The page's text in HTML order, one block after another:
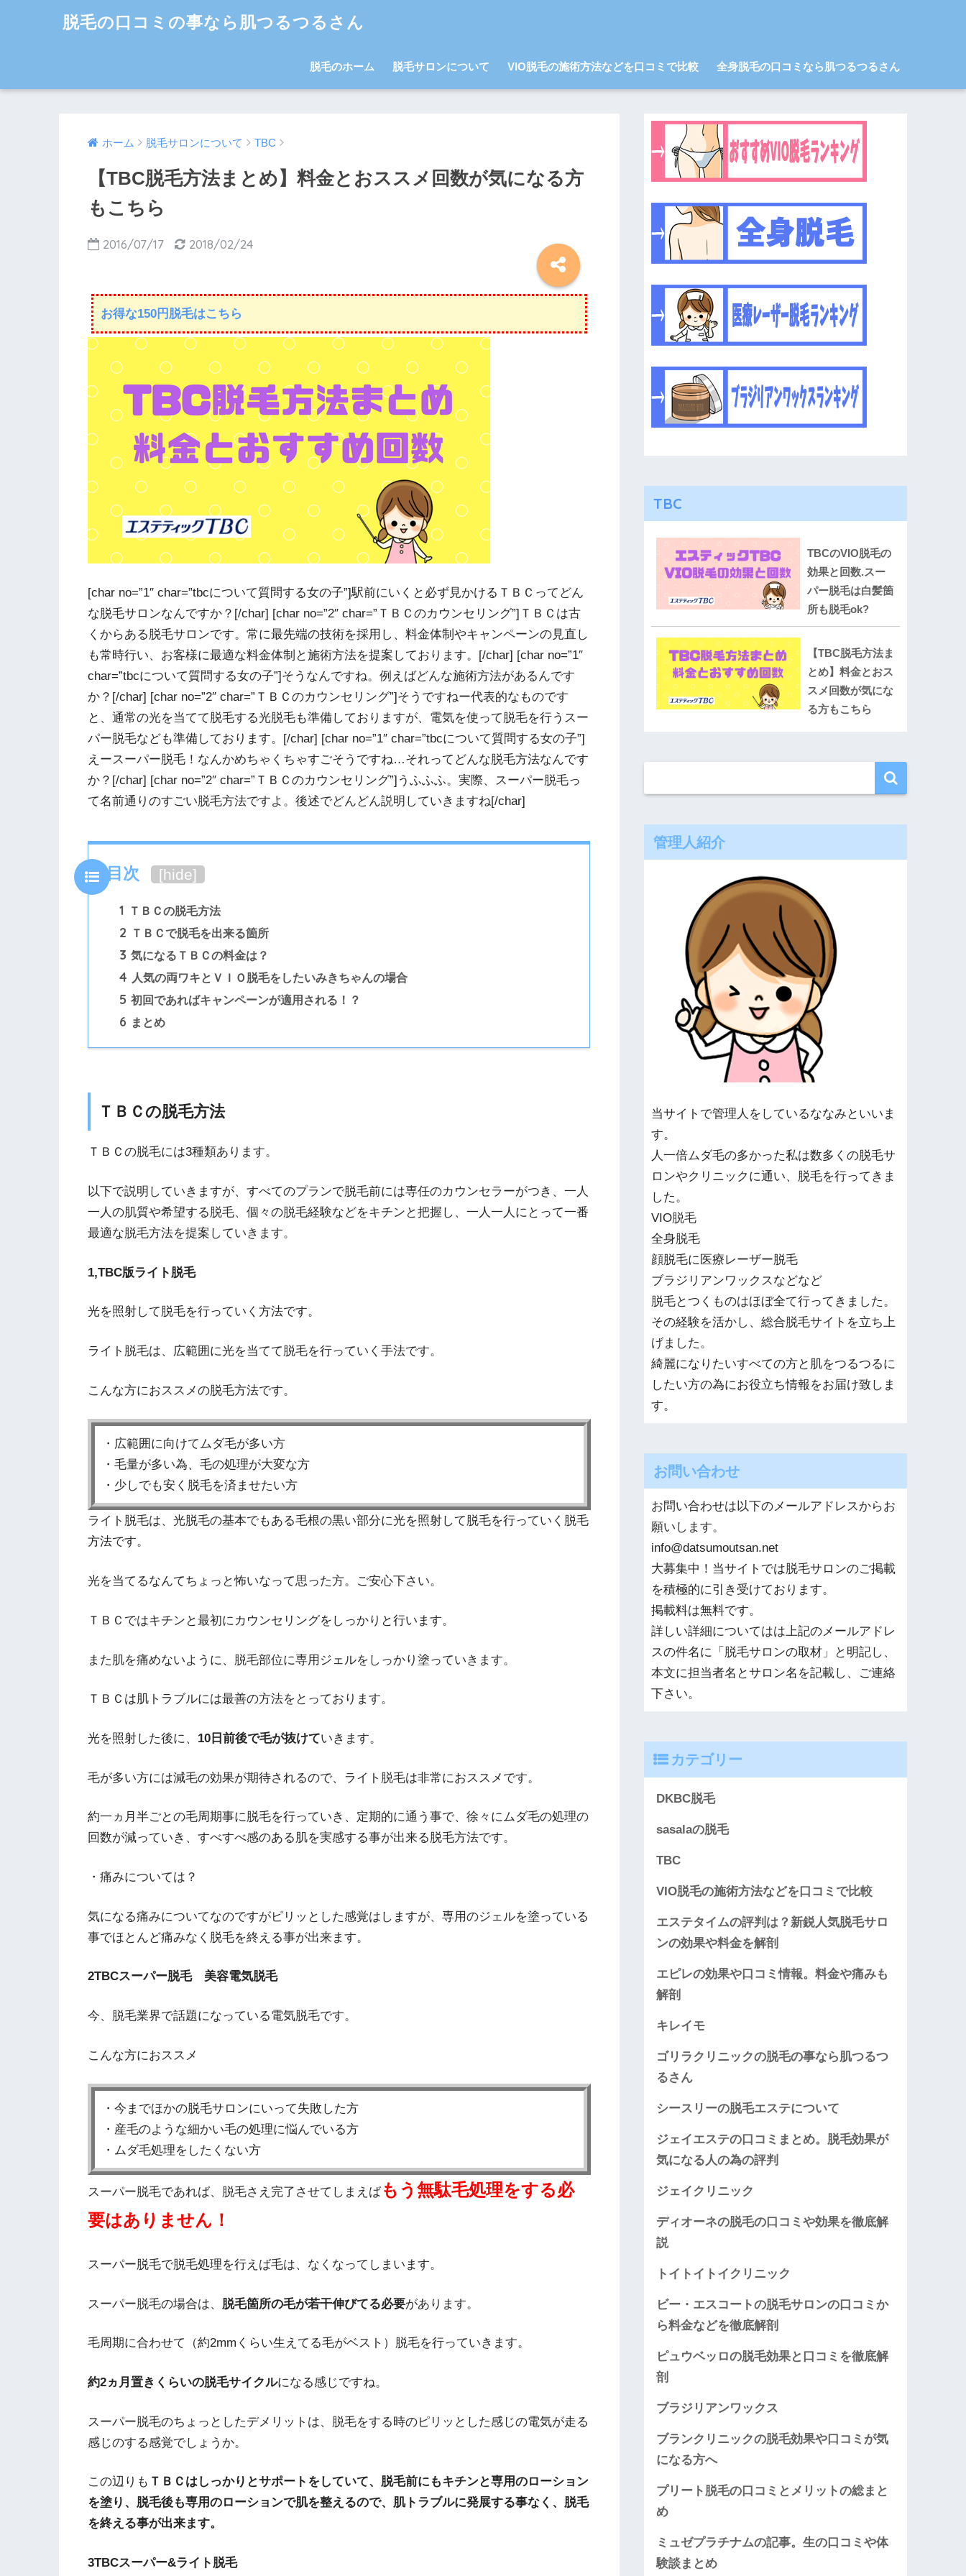
脱毛の口コミの事なら肌つるつるさん
脱毛のホーム 脱毛サロンについて VIO脱毛の施術方法などを口コミで比較 全身脱毛の口コミなら肌つるつるさん
ホーム 脱毛サロンについて TBC
【TBC脱毛方法まとめ】料金とおススメ回数が気になる方
もこちら
2016/07/17 2018/02/24
お得な150円脱毛はこちら
[char no=”1″ char=”tbcについて質問する女の子”]駅前にいくと必ず見かけるＴＢＣってどん
な脱毛サロンなんですか？[/char] [char no=”2″ char=”ＴＢＣのカウンセリング”]ＴＢＣは古
くからある脱毛サロンです。常に最先端の技術を採用し、料金体制やキャンペーンの見直し
も常時行い、お客様に最適な料金体制と施術方法を提案しております。[/char] [char no=”1″
char=”tbcについて質問する女の子”]そうなんですね。例えばどんな施術方法があるんです
か？[/char] [char no=”2″ char=”ＴＢＣのカウンセリング”]そうですねー代表的なものです
と、通常の光を当てて脱毛する光脱毛も準備しておりますが、電気を使って脱毛を行うスー
パー脱毛なども準備しております。[/char] [char no=”1″ char=”tbcについて質問する女の子”]
えースーパー脱毛！なんかめちゃくちゃすごそうですね…それってどんな脱毛方法なんです
か？[/char] [char no=”2″ char=”ＴＢＣのカウンセリング”]うふふふ。実際、スーパー脱毛っ
て名前通りのすごい脱毛方法ですよ。後述でどんどん説明していきますね[/char]
目次 [hide]
1 ＴＢＣの脱毛方法
2 ＴＢＣで脱毛を出来る箇所
3 気になるＴＢＣの料金は？
4 人気の両ワキとＶＩＯ脱毛をしたいみきちゃんの場合
5 初回であればキャンペーンが適用される！？
6 まとめ
ＴＢＣの脱毛方法
ＴＢＣの脱毛には3種類あります。
以下で説明していきますが、すべてのプランで脱毛前には専任のカウンセラーがつき、一人
一人の肌質や希望する脱毛、個々の脱毛経験などをキチンと把握し、一人一人にとって一番
最適な脱毛方法を提案していきます。
1,TBC版ライト脱毛
光を照射して脱毛を行っていく方法です。
ライト脱毛は、広範囲に光を当てて脱毛を行っていく手法です。
こんな方におススメの脱毛方法です。
・広範囲に向けてムダ毛が多い方
・毛量が多い為、毛の処理が大変な方
・少しでも安く脱毛を済ませたい方
ライト脱毛は、光脱毛の基本でもある毛根の黒い部分に光を照射して脱毛を行っていく脱毛
方法です。
光を当てるなんてちょっと怖いなって思った方。ご安心下さい。
ＴＢＣではキチンと最初にカウンセリングをしっかりと行います。
また肌を痛めないように、脱毛部位に専用ジェルをしっかり塗っていきます。
ＴＢＣは肌トラブルには最善の方法をとっております。
光を照射した後に、 10日前後で毛が抜けていきます。
毛が多い方には減毛の効果が期待されるので、ライト脱毛は非常におススメです。
約一ヵ月半ごとの毛周期事に脱毛を行っていき、定期的に通う事で、徐々にムダ毛の処理の
回数が減っていき、すべすべ感のある肌を実感する事が出来る脱毛方法です。
・痛みについては？
気になる痛みについてなのですがピリッとした感覚はしますが、専用のジェルを塗っている
事でほとんど痛みなく脱毛を終える事が出来ます。
2TBCスーパー脱毛 美容電気脱毛
今、脱毛業界で話題になっている電気脱毛です。
こんな方におススメ
・今までほかの脱毛サロンにいって失敗した方
・産毛のような細かい毛の処理に悩んでいる方
・ムダ毛処理をしたくない方
スーパー脱毛であれば、脱毛さえ完了させてしまえばもう無駄毛処理をする必
要はありません！
スーパー脱毛で脱毛処理を行えば毛は、なくなってしまいます。
スーパー脱毛の場合は、 脱毛箇所の毛が若干伸びてる必要があります。
毛周期に合わせて（約2mmくらい生えてる毛がベスト）脱毛を行っていきます。
約2ヵ月置きくらいの脱毛サイクルになる感じですね。
スーパー脱毛のちょっとしたデメリットは、脱毛をする時のピリッとした感じの電気が走る
感じのする感覚でしょうか。
この辺りも ＴＢＣはしっかりとサポートをしていて、脱毛前にもキチンと専用のローション
を塗り、脱毛後も専用のローションで肌を整えるので、肌トラブルに発展する事なく、脱毛
を終える事が出来ます。
3TBCスーパー&ライト脱毛
TBC
TBCのVIO脱毛の
効果と回数.スー
パー脱毛は白髪箇
所も脱毛ok?
【TBC脱毛方法ま
とめ】料金とおス
スメ回数が気にな
る方もこちら
管理人紹介
当サイトで管理人をしているななみといいま
す。
人一倍ムダ毛の多かった私は数多くの脱毛サ
ロンやクリニックに通い、脱毛を行ってきま
した。
VIO脱毛
全身脱毛
顔脱毛に医療レーザー脱毛
ブラジリアンワックスなどなど
脱毛とつくものはほぼ全て行ってきました。
その経験を活かし、総合脱毛サイトを立ち上
げました。
綺麗になりたいすべての方と肌をつるつるに
したい方の為にお役立ち情報をお届け致しま
す。
お問い合わせ
お問い合わせは以下のメールアドレスからお
願いします。
info@datsumoutsan.net
大募集中！当サイトでは脱毛サロンのご掲載
を積極的に引き受けております。
掲載料は無料です。
詳しい詳細についてはは上記のメールアドレ
スの件名に「脱毛サロンの取材」と明記し、
本文に担当者名とサロン名を記載し、ご連絡
下さい。
カテゴリー
DKBC脱毛
sasalaの脱毛
TBC
VIO脱毛の施術方法などを口コミで比較
エステタイムの評判は？新鋭人気脱毛サロ
ンの効果や料金を解剖
エピレの効果や口コミ情報。料金や痛みも
解剖
キレイモ
ゴリラクリニックの脱毛の事なら肌つるつ
るさん
シースリーの脱毛エステについて
ジェイエステの口コミまとめ。脱毛効果が
気になる人の為の評判
ジェイクリニック
ディオーネの脱毛の口コミや効果を徹底解
説
トイトイトイクリニック
ビー・エスコートの脱毛サロンの口コミか
ら料金などを徹底解剖
ピュウベッロの脱毛効果と口コミを徹底解
剖
ブラジリアンワックス
ブランクリニックの脱毛効果や口コミが気
になる方へ
プリート脱毛の口コミとメリットの総まと
め
ミュゼプラチナムの記事。生の口コミや体
験談まとめ